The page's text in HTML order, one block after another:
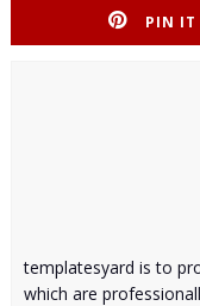
PIN IT
templatesyard is to
which are